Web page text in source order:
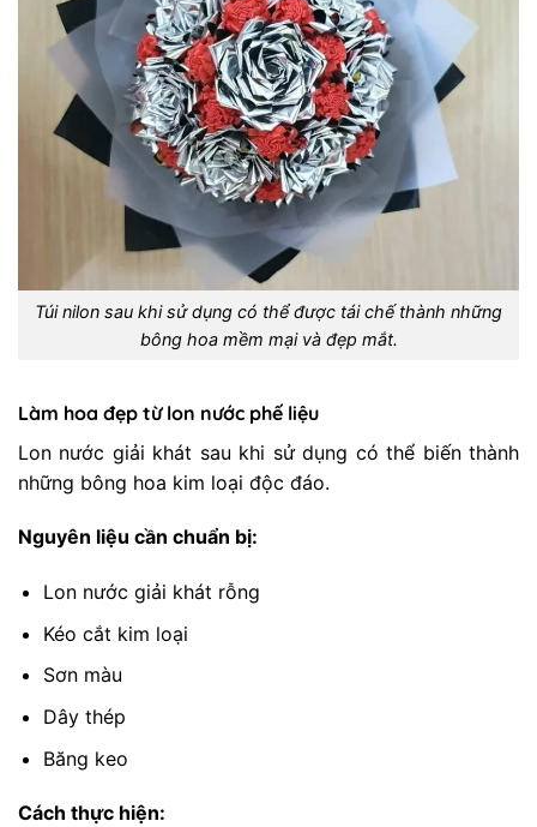
Túi nilon sau khi sử dụng có thể được tái chế thành những
bông hoa mềm mại và đẹp mắt.
Làm hoa đẹp từ lon nước phế liệu
Lon nước giải khát sau khi sử dụng có thể biến thành
những bông hoa kim loại độc đáo.
Nguyên liệu cần chuẩn bị:
Lon nước giải khát rỗng
Kéo cắt kim loại
Sơn màu
Dây thép
Băng keo
Cách thực hiện: